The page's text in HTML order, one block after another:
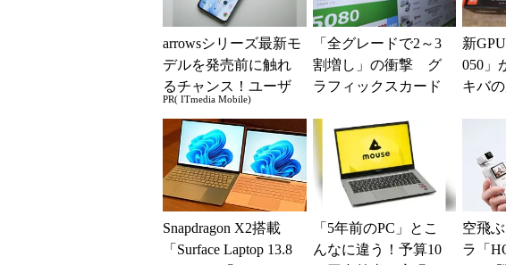
arrowsシリーズ最新モ
デルを発売前に触れ
るチャンス！ユーザ
ー座談会開催
PR( ITmedia Mobile)
「全グレードで2～3
割増し」の衝撃 グ
ラフィックスカード
でアキバの購入制限
が深刻化
新
050」
キバ
Snapdragon X2搭載
「Surface Laptop 13.8
「5年前のPC」とこ
んなに違う！予算10
空飛
ラ「